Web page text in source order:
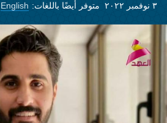
٣ نوفمبر ٢٠٢٢ متوفر أيضًا باللغات: English